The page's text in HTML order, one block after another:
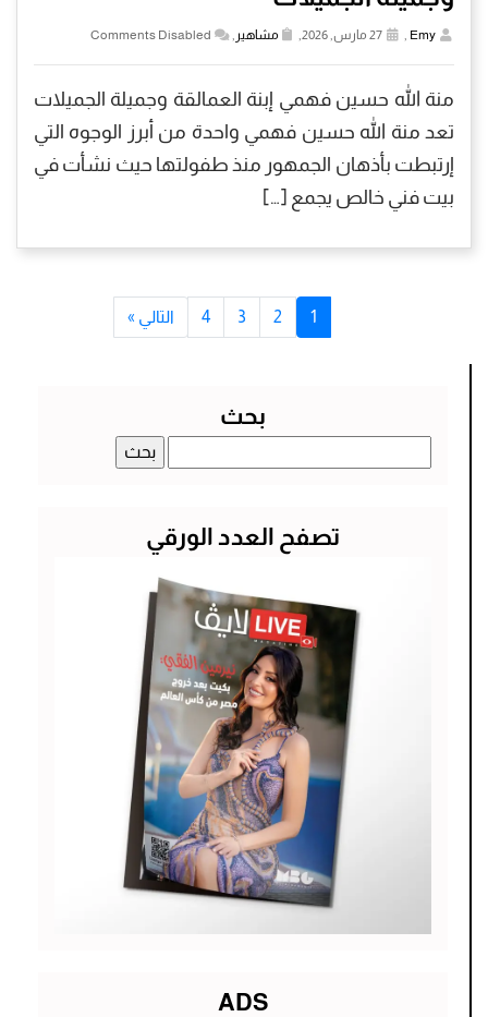
Emy
, مشاهير ,
Comments Disabled
منة الله حسين فهمي إبنة العمالقة وجميلة الجميلات
تعد منة الله حسين فهمي واحدة من أبرز الوجوه التي
إرتبطت بأذهان الجمهور منذ طفولتها حيث نشأت في
بيت فني خالص يجمع […]
1
2
3
4 التالي »
بحث
عن:
تصفح العدد الورقي
ADS